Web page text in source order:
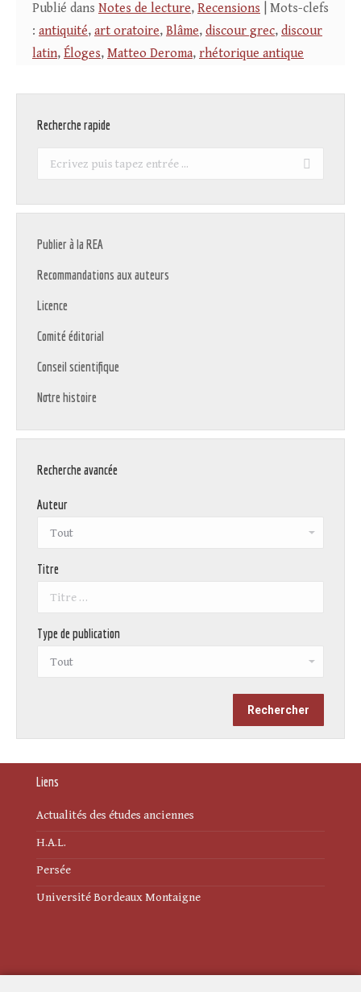
Publié dans Notes de lecture, Recensions | Mots-clefs
: antiquité, art oratoire, Blâme, discour grec, discour
latin, Éloges, Matteo Deroma, rhétorique antique
Recherche rapide
Recherche
Publier à la REA
Recommandations aux auteurs
Licence
Comité éditorial
Conseil scientifique
Notre histoire
Recherche avancée
Auteur
Titre
Type de publication
Liens
Actualités des études anciennes
H.A.L.
Persée
Université Bordeaux Montaigne